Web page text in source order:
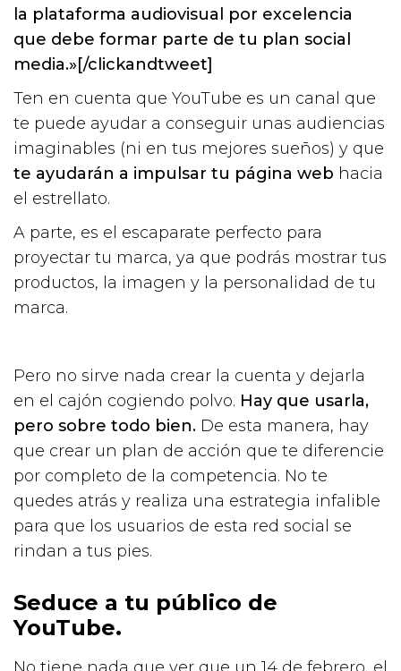
la plataforma audiovisual por excelencia
que debe formar parte de tu plan social
media.»[/clickandtweet]
Ten en cuenta que YouTube es un canal que
te puede ayudar a conseguir unas audiencias
imaginables (ni en tus mejores sueños) y que
te ayudarán a impulsar tu página web hacia
el estrellato.
A parte, es el escaparate perfecto para
proyectar tu marca, ya que podrás mostrar tus
productos, la imagen y la personalidad de tu
marca.
Pero no sirve nada crear la cuenta y dejarla
en el cajón cogiendo polvo. Hay que usarla,
pero sobre todo bien. De esta manera, hay
que crear un plan de acción que te diferencie
por completo de la competencia. No te
quedes atrás y realiza una estrategia infalible
para que los usuarios de esta red social se
rindan a tus pies.
Seduce a tu público de
YouTube.